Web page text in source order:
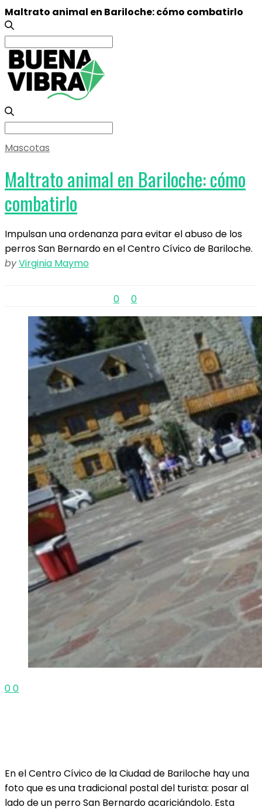
Maltrato animal en Bariloche: cómo combatirlo
Search
for:
Search
Mascotas
Maltrato animal en Bariloche: cómo
combatirlo
Impulsan una ordenanza para evitar el abuso de los
perros San Bernardo en el Centro Cívico de Bariloche.
byVirginia Maymo
0 0
00
En el Centro Cívico de la Ciudad de Bariloche hay una
foto que es una tradicional postal del turista: posar al
lado de un perro San Bernardo acariciándolo. Esta